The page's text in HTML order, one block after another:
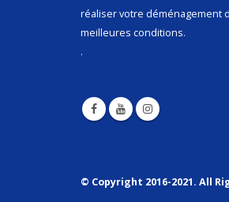
réaliser votre déménagement
meilleures conditions.
.
© Copyright 2016-2021. All